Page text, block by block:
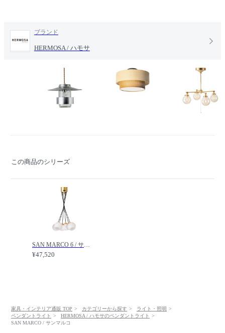
ブランド
HERMOSA / ハモサ
この商品のシリーズ
SAN MARCO 6 / サンマルコ 6 /
¥47,520
家具・インテリア通販 TOP カテゴリーから探す
ライト・照明
ペンダントライト
HERMOSA / ハモサのペンダントライト
SAN MARCO / サンマルコ